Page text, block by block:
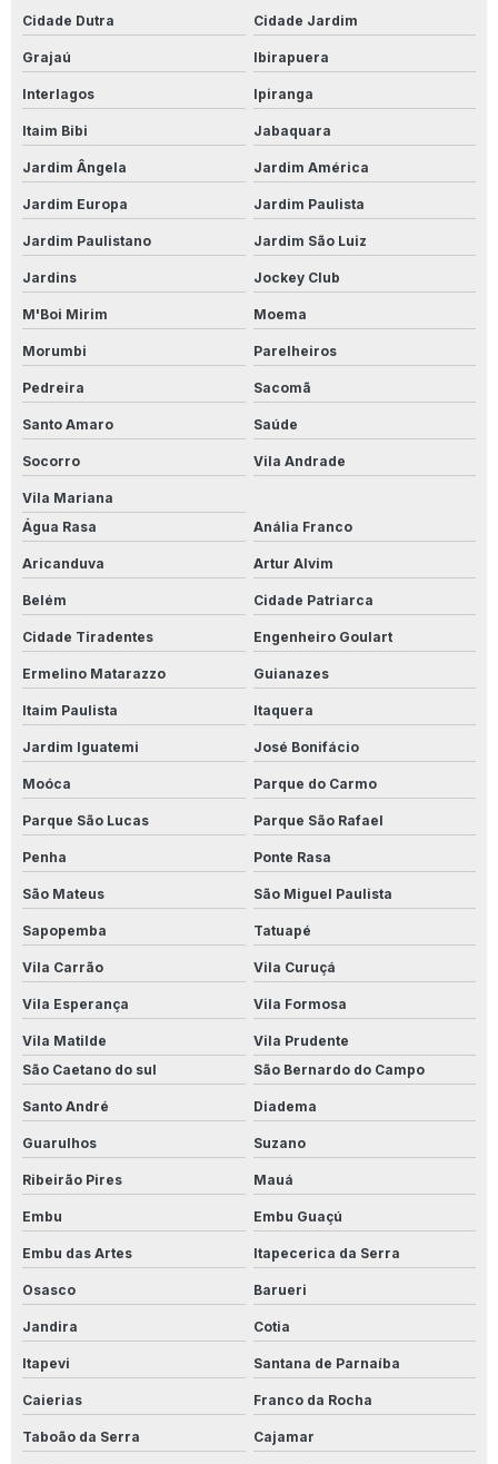
Cidade Dutra Cidade Jardim
Grajaú Ibirapuera
Interlagos Ipiranga
Itaim Bibi Jabaquara
Jardim Ângela Jardim América
Jardim Europa Jardim Paulista
Jardim Paulistano Jardim São Luiz
Jardins Jockey Club
M'Boi Mirim Moema
Morumbi Parelheiros
Pedreira Sacomã
Santo Amaro Saúde
Socorro Vila Andrade
Vila Mariana
Água Rasa
Anália Franco
Aricanduva Artur Alvim
Belém Cidade Patriarca
Cidade Tiradentes Engenheiro Goulart
Ermelino Matarazzo Guianazes
Itaim Paulista Itaquera
Jardim Iguatemi José Bonifácio
Moóca Parque do Carmo
Parque São Lucas Parque São Rafael
Penha Ponte Rasa
São Mateus São Miguel Paulista
Sapopemba Tatuapé
Vila Carrão Vila Curuçá
Vila Esperança Vila Formosa
Vila Matilde
Vila Prudente
São Caetano do sul
São Bernardo do Campo
Santo André Diadema
Guarulhos Suzano
Ribeirão Pires Mauá
Embu Embu Guaçú
Embu das Artes Itapecerica da Serra
Osasco Barueri
Jandira Cotia
Itapevi Santana de Parnaíba
Caierias Franco da Rocha
Taboão da Serra Cajamar